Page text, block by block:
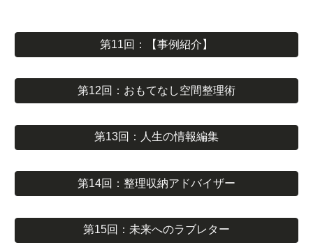
第11回：【事例紹介】
第12回：おもてなし空間整理術
第13回：人生の情報編集
第14回：整理収納アドバイザー
第15回：未来へのラブレター